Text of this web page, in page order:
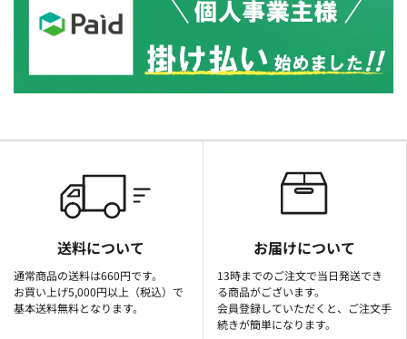
送料について
通常商品の送料は660円です。
お買い上げ5,000円以上（税込）で
基本送料無料となります。
お届けについて
13時までのご注文で当日発送でき
る商品がございます。
会員登録していただくと、ご注文手
続きが簡単になります。